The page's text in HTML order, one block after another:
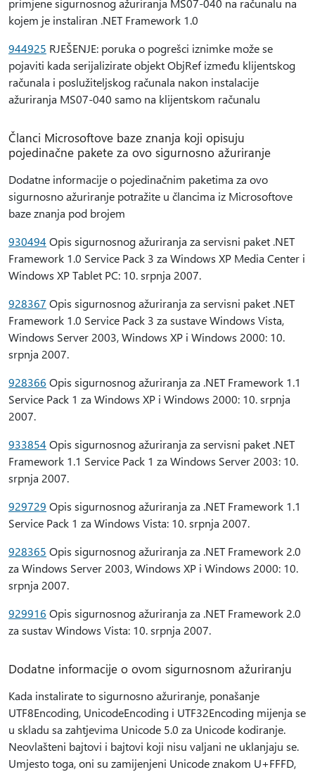
primjene sigurnosnog ažuriranja MS07-040 na računalu na
kojem je instaliran .NET Framework 1.0
944925 RJEŠENJE: poruka o pogrešci iznimke može se
pojaviti kada serijalizirate objekt ObjRef između klijentskog
računala i poslužiteljskog računala nakon instalacije
ažuriranja MS07-040 samo na klijentskom računalu
Članci Microsoftove baze znanja koji opisuju
pojedinačne pakete za ovo sigurnosno ažuriranje
Dodatne informacije o pojedinačnim paketima za ovo
sigurnosno ažuriranje potražite u člancima iz Microsoftove
baze znanja pod brojem
930494 Opis sigurnosnog ažuriranja za servisni paket .NET
Framework 1.0 Service Pack 3 za Windows XP Media Center i
Windows XP Tablet PC: 10. srpnja 2007.
928367 Opis sigurnosnog ažuriranja za servisni paket .NET
Framework 1.0 Service Pack 3 za sustave Windows Vista,
Windows Server 2003, Windows XP i Windows 2000: 10.
srpnja 2007.
928366 Opis sigurnosnog ažuriranja za .NET Framework 1.1
Service Pack 1 za Windows XP i Windows 2000: 10. srpnja
2007.
933854 Opis sigurnosnog ažuriranja za servisni paket .NET
Framework 1.1 Service Pack 1 za Windows Server 2003: 10.
srpnja 2007.
929729 Opis sigurnosnog ažuriranja za .NET Framework 1.1
Service Pack 1 za Windows Vista: 10. srpnja 2007.
928365 Opis sigurnosnog ažuriranja za .NET Framework 2.0
za Windows Server 2003, Windows XP i Windows 2000: 10.
srpnja 2007.
929916 Opis sigurnosnog ažuriranja za .NET Framework 2.0
za sustav Windows Vista: 10. srpnja 2007.
Dodatne informacije o ovom sigurnosnom ažuriranju
Kada instalirate to sigurnosno ažuriranje, ponašanje
UTF8Encoding, UnicodeEncoding i UTF32Encoding mijenja se
u skladu sa zahtjevima Unicode 5.0 za Unicode kodiranje.
Neovlašteni bajtovi i bajtovi koji nisu valjani ne uklanjaju se.
Umjesto toga, oni su zamijenjeni Unicode znakom U+FFFD,